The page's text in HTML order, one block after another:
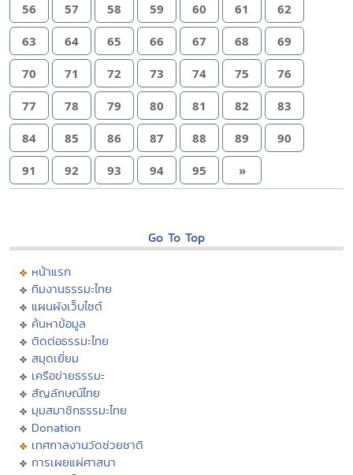
56 57 58 59 60 61 62
63 64 65 66 67 68 69
70 71 72 73 74 75 76
77 78 79 80 81 82 83
84 85 86 87 88 89 90
91 92 93 94 95 »
Go To Top
หน้าแรก
ทีมงานธรรมะไทย
แผนผังเว็บไซต์
ค้นหาข้อมูล
ติดต่อธรรมะไทย
สมุดเยี่ยม
เครือข่ายธรรมะ
สัญลักษณ์ไทย
มุมสมาชิกธรรมะไทย
Donation
เทศกาลงานวัดช่วยชาติ
การเผยแผ่ศาสนา